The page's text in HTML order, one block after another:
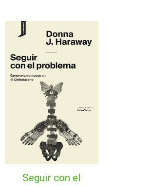
seguir con el